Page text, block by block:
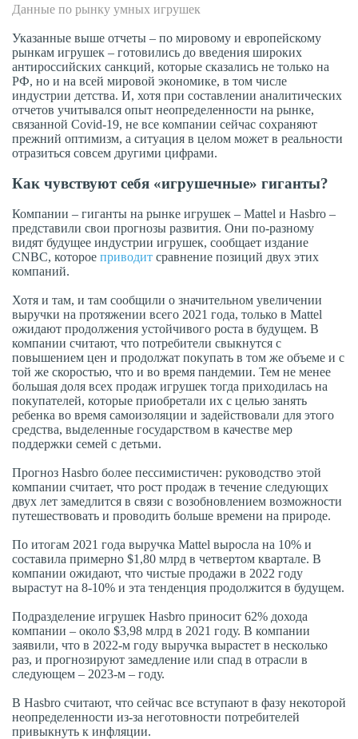
Данные по рынку умных игрушек
Указанные выше отчеты – по мировому и европейскому
рынкам игрушек – готовились до введения широких
антироссийских санкций, которые сказались не только на
РФ, но и на всей мировой экономике, в том числе
индустрии детства. И, хотя при составлении аналитических
отчетов учитывался опыт неопределенности на рынке,
связанной Covid-19, не все компании сейчас сохраняют
прежний оптимизм, а ситуация в целом может в реальности
отразиться совсем другими цифрами.
Как чувствуют себя «игрушечные» гиганты?
Компании – гиганты на рынке игрушек – Mattel и Hasbro –
представили свои прогнозы развития. Они по-разному
видят будущее индустрии игрушек, сообщает издание
CNBC, которое приводит сравнение позиций двух этих
компаний.
Хотя и там, и там сообщили о значительном увеличении
выручки на протяжении всего 2021 года, только в Mattel
ожидают продолжения устойчивого роста в будущем. В
компании считают, что потребители свыкнутся с
повышением цен и продолжат покупать в том же объеме и с
той же скоростью, что и во время пандемии. Тем не менее
большая доля всех продаж игрушек тогда приходилась на
покупателей, которые приобретали их с целью занять
ребенка во время самоизоляции и задействовали для этого
средства, выделенные государством в качестве мер
поддержки семей с детьми.
Прогноз Hasbro более пессимистичен: руководство этой
компании считает, что рост продаж в течение следующих
двух лет замедлится в связи с возобновлением возможности
путешествовать и проводить больше времени на природе.
По итогам 2021 года выручка Mattel выросла на 10% и
составила примерно $1,80 млрд в четвертом квартале. В
компании ожидают, что чистые продажи в 2022 году
вырастут на 8-10% и эта тенденция продолжится в будущем.
Подразделение игрушек Hasbro приносит 62% дохода
компании – около $3,98 млрд в 2021 году. В компании
заявили, что в 2022-м году выручка вырастет в несколько
раз, и прогнозируют замедление или спад в отрасли в
следующем – 2023-м – году.
В Hasbro считают, что сейчас все вступают в фазу некоторой
неопределенности из-за неготовности потребителей
привыкнуть к инфляции.